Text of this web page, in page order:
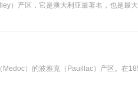
）产区，它是澳大利亚最著名，也是最
）的波雅克（Pauillac）产区。在